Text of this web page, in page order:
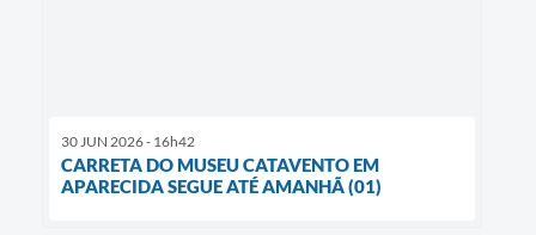
30 JUN 2026 - 16h42
CARRETA DO MUSEU CATAVENTO EM
APARECIDA SEGUE ATÉ AMANHÃ (01)